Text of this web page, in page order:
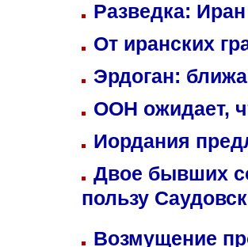
Разведка:
От иранских
Эрдоган:
ООН ожидает,
Иордания
Двое бывших
пользу
Возмущение